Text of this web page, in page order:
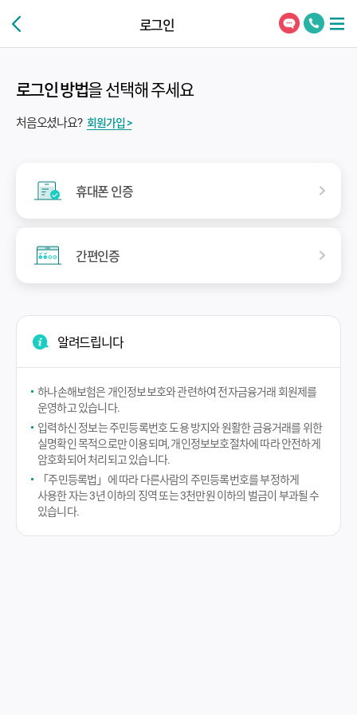
로그인
로그인 방법을 선택해 주세요
처음오셨나요? 회원가입 >
휴대폰 인증
간편인증
알려드립니다
하나손해보험은 개인정보보호와 관련하여 전자금융거래 회원제를
운영하고 있습니다.
입력하신 정보는 주민등록번호 도용 방지와 원활한 금융거래를 위한
실명확인 목적으로만 이용되며, 개인정보보호절차에 따라 안전하게
암호화되어 처리되고 있습니다.
「주민등록법」에 따라 다른사람의 주민등록번호를 부정하게
사용한 자는 3년 이하의 징역 또는 3천만원 이하의 벌금이 부과될 수
있습니다.